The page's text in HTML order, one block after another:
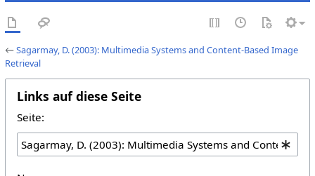
←Sagarmay, D. (2003): Multimedia Systems and Content-Based Image
Retrieval
Links auf diese Seite
Seite: